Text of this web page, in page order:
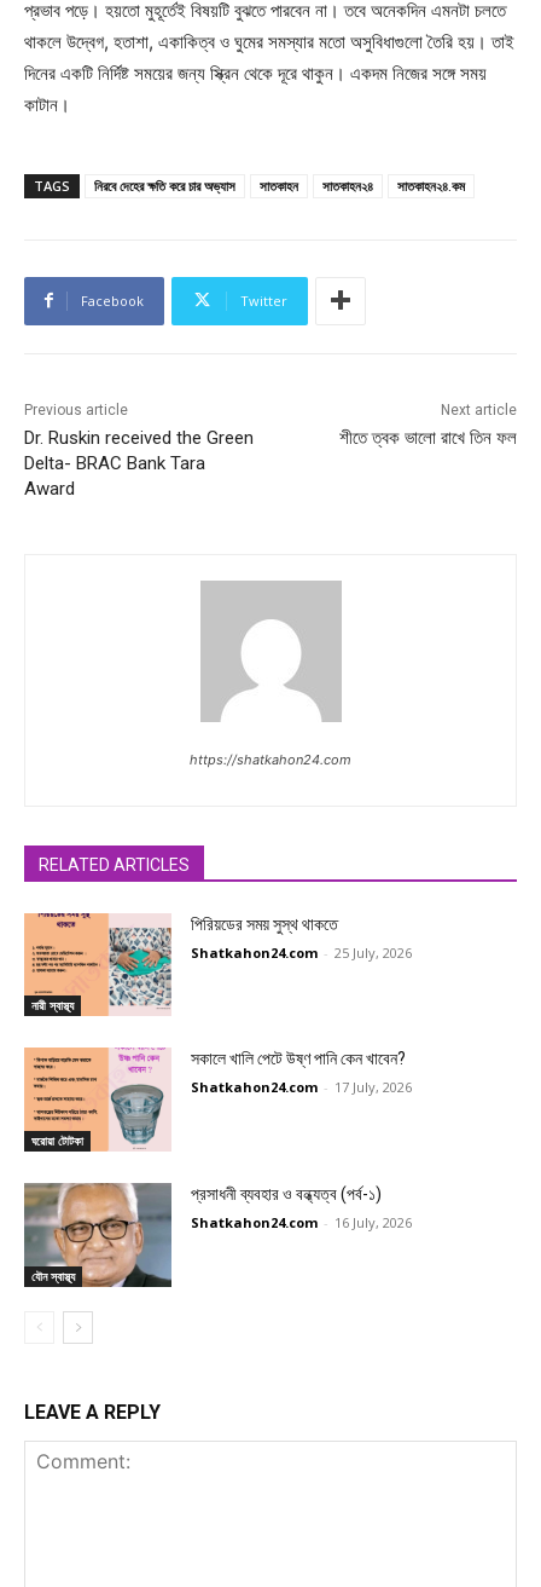
প্রভাব পড়ে। হয়তো মুহূর্তেই বিষয়টি বুঝতে পারবেন না। তবে অনেকদিন এমনটা চলতে
থাকলে উদ্বেগ, হতাশা, একাকিত্ব ও ঘুমের সমস্যার মতো অসুবিধাগুলো তৈরি হয়। তাই
দিনের একটি নির্দিষ্ট সময়ের জন্য স্ক্রিন থেকে দূরে থাকুন। একদম নিজের সঙ্গে সময়
কাটান।
TAGS নিরবে দেহের ক্ষতি করে চার অভ্যাস সাতকাহন সাতকাহন২৪ সাতকাহন২৪.কম
Facebook Twitter
Previous article
Dr. Ruskin received the Green
Delta- BRAC Bank Tara
Award
Next article
শীতে ত্বক ভালো রাখে তিন ফল
https://shatkahon24.com
RELATED ARTICLES
নারী স্বাস্থ্য
পিরিয়ডের সময় সুস্থ থাকতে
Shatkahon24.com - 25 July, 2026
ঘরোয়া টোটকা
সকালে খালি পেটে উষ্ণ পানি কেন খাবেন?
Shatkahon24.com - 17 July, 2026
যৌন স্বাস্থ্য
প্রসাধনী ব্যবহার ও বন্ধ্যত্ব (পর্ব-১)
Shatkahon24.com - 16 July, 2026
LEAVE A REPLY